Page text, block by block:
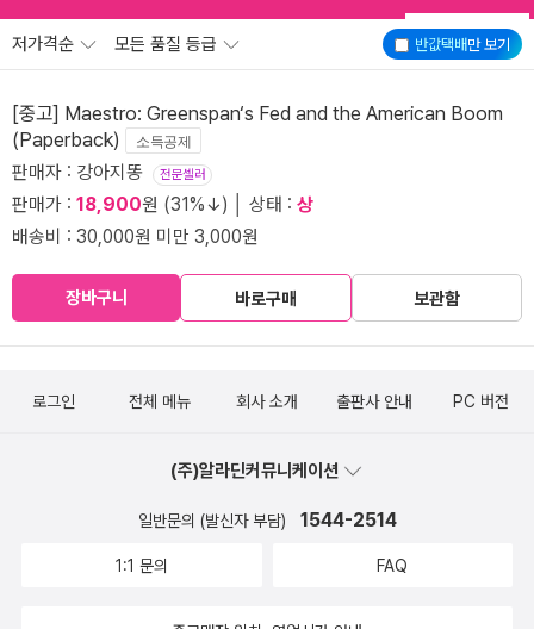
반값택배만 보기
저가격순 모든 품질 등급
[중고] Maestro: Greenspan‘s Fed and the American Boom
(Paperback)
소득공제
판매자 : 강아지똥 전문셀러
판매가 : 18,900원 (31%↓) │ 상태 : 상
배송비 : 30,000원 미만 3,000원
장바구니 바로구매 보관함
로그인 전체 메뉴 회사 소개 출판사 안내 PC 버전
(주)알라딘커뮤니케이션
일반문의 (발신자 부담) 1544-2514
1:1 문의 FAQ